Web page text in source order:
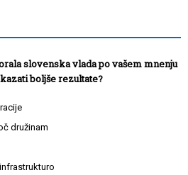
slovenska vlada po vašem mnenju
boljše rezultate?
družinam